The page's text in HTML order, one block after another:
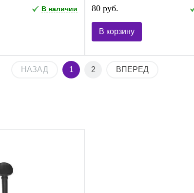
В наличии 80 руб.
В корзину
НАЗАД 1 2 ВПЕРЕД